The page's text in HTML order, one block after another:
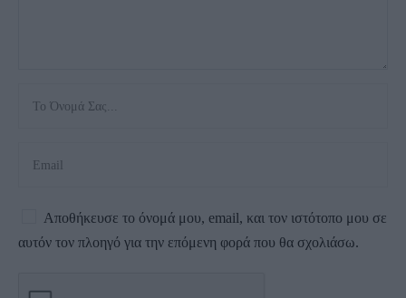
Αποθήκευσε το όνομά μου, email, και τον ιστότοπο μου σε
αυτόν τον πλοηγό για την επόμενη φορά που θα σχολιάσω.